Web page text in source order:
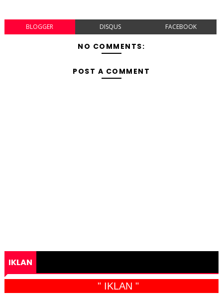
BLOGGER DISQUS FACEBOOK
NO COMMENTS:
POST A COMMENT
IKLAN
" IKLAN "